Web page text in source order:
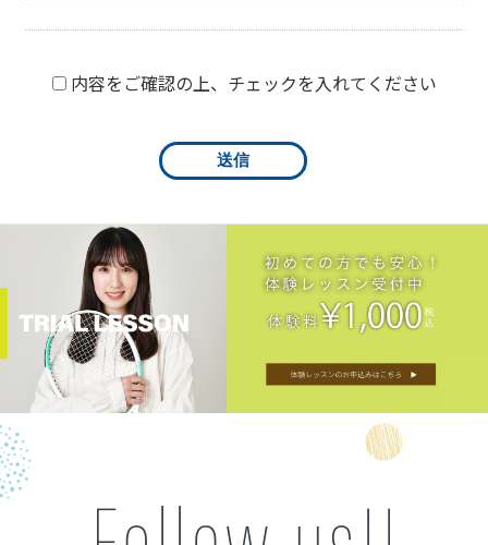
内容をご確認の上、チェックを入れてください